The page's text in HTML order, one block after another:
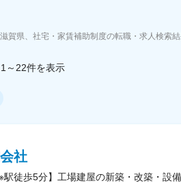
ェントサービス
賀県、社宅・家賃補助制度の転職・求人検索
1～22件を表示
社
駅徒歩5分】工場建屋の新築・改築・設